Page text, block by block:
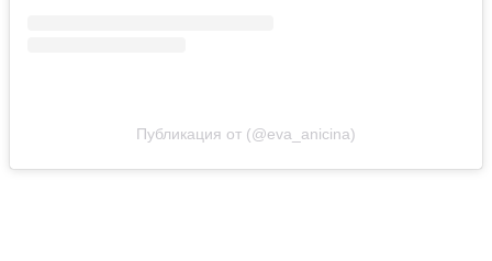
Публикация от (@eva_anicina)